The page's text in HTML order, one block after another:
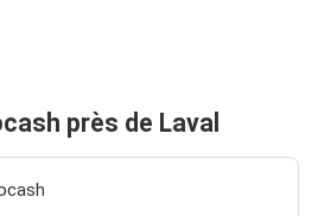
près de Laval